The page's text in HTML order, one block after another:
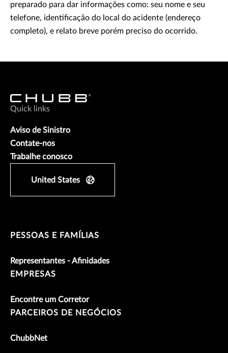
preparado para dar informações como: seu nome e seu
telefone, identificação do local do acidente (endereço
completo), e relato breve porém preciso do ocorrido.
Quick links
Aviso de Sinistro
Contate-nos
Trabalhe conosco
United States
PESSOAS E FAMÍLIAS
Representantes - Afinidades
EMPRESAS
Encontre um Corretor
PARCEIROS DE NEGÓCIOS
ChubbNet